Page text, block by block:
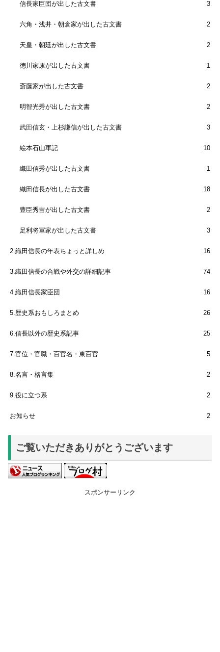
信長家臣団が出した古文書 3
六角・浅井・朝倉家が出した古文書 2
天皇・朝廷が出した古文書 2
徳川家康が出した古文書 1
斎藤家が出した古文書 2
明智光秀が出した古文書 2
武田信玄・上杉謙信が出した古文書 3
絵本石山軍記 10
織田信秀が出した古文書 1
織田信長が出した古文書 18
豊臣秀吉が出した古文書 2
足利将軍家が出した古文書 3
2.織田信長の年表ちょっと詳しめ 16
3.織田信長の合戦や外交の詳細記事 74
4.織田信長家臣団 16
5.歴史系おもしろまとめ 26
6.信長以外の歴史系記事 25
7.官位・官職・百官名・東百官 5
8.名言・格言集 2
9.役に立つ系 2
お知らせ 2
ご覧いただきありがとうございます
スポンサーリンク